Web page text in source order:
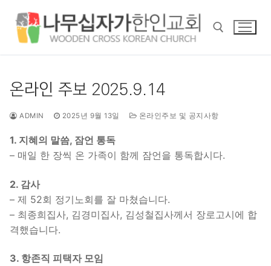
온라인 주보 2025.9.14
ADMIN 2025년 9월 13일 온라인주보 및 공지사항
1. 지혜의 말씀, 잠언 통독
– 매일 한 장씩 온 가족이 함께 잠언을 통독합시다.
2. 감사
– 제 52회 정기노회를 잘 마쳤습니다.
– 최종희집사, 김경미집사, 김성철집사께서 장로고시에 합
격했습니다.
3. 항존직 피택자 모임